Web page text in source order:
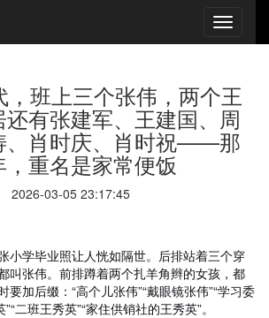
，班上三个张伟，两个王
有张建军、王建国、周
、肖时庆、肖时祝——那
，重名是家常便饭
2026-03-05 23:17:45
小学毕业照让人恍如隔世。后排站着三个穿
叫张伟。前排蹲着两个扎羊角辫的女孩，都
要加后缀：“高个儿张伟”“戴眼镜张伟”“学习委
二班王秀英”“家住供销社的王秀英”。